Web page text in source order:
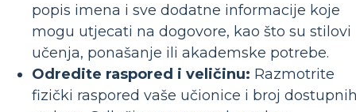
popis imena i sve dodatne informacije koje
mogu utjecati na dogovore, kao što su stilovi
učenja, ponašanje ili akademske potrebe.
Odredite raspored i veličinu: Razmotrite
fizički raspored vaše učionice i broj